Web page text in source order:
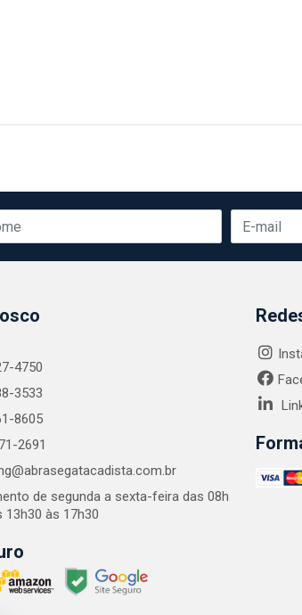
4750
3533
8605
2691
de segunda a sexta-feira das 08h
13h30 às 17h30